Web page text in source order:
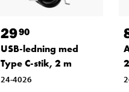
2990
USB-ledning med
Type C-stik, 2 m
24-4026